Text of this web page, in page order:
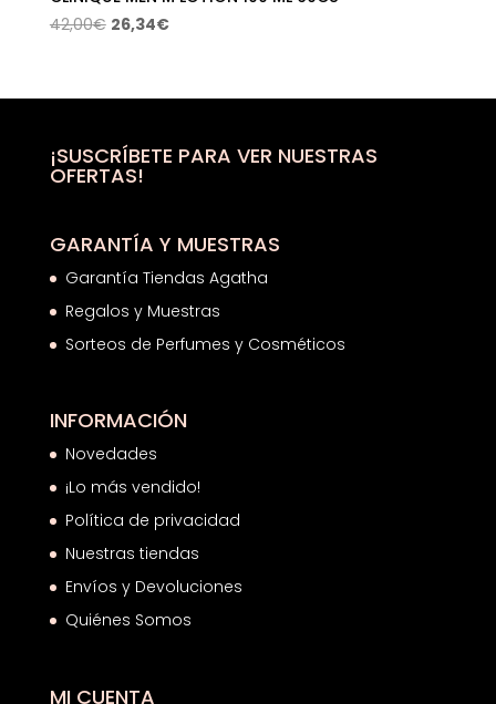
42,00€ El
era:
26,34€El
es:
¡SUSCRÍBETE PARA VER NUESTRAS
OFERTAS!
GARANTÍA Y MUESTRAS
Garantía Tiendas Agatha
Regalos y Muestras
Sorteos de Perfumes y Cosméticos
INFORMACIÓN
Novedades
¡Lo más vendido!
Política de privacidad
Nuestras tiendas
Envíos y Devoluciones
Quiénes Somos
MI CUENTA